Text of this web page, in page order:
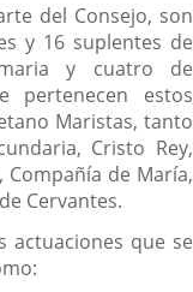
del Consejo, son
y 16 suplentes de
y cuatro de
pertenecen estos
Maristas, tanto
Cristo Rey,
Compañía de María,
Cervantes.
actuaciones que se